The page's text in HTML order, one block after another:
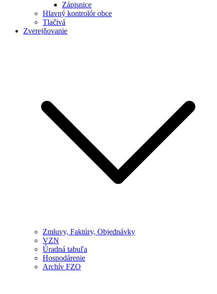
Zápisnice
Hlavný kontrolór obce
Tlačivá
Zverejňovanie
Zmluvy, Faktúry, Objednávky
VZN
Úradná tabuľa
Hospodárenie
Archív FZO